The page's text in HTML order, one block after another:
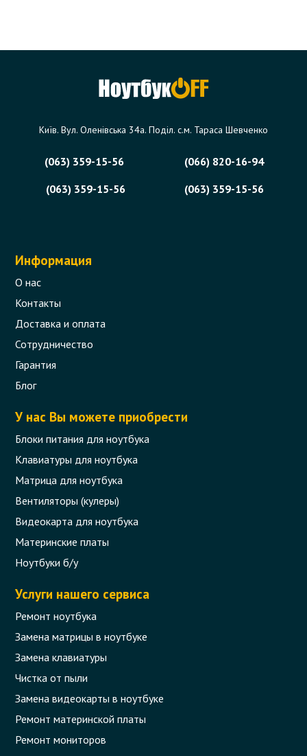
Київ. Вул. Оленівська 34а. Поділ. с.м. Тараса Шевченко
(063) 359-15-56
(066) 820-16-94
(063) 359-15-56
(063) 359-15-56
Информация
О нас
Контакты
Доставка и оплата
Сотрудничество
Гарантия
Блог
У нас Вы можете приобрести
Блоки питания для ноутбука
Клавиатуры для ноутбука
Матрица для ноутбука
Вентиляторы (кулеры)
Видеокарта для ноутбука
Материнские платы
Ноутбуки б/у
Услуги нашего сервиса
Ремонт ноутбука
Замена матрицы в ноутбуке
Замена клавиатуры
Чистка от пыли
Замена видеокарты в ноутбуке
Ремонт материнской платы
Ремонт мониторов